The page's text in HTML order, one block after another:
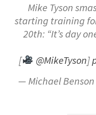
Mike Tyson
starting training
20th: “It’s day
[
@MikeTyson]
— Michael